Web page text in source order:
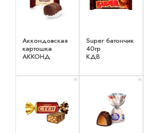
Аккондовская
картошка
АККОНД
Super батончик
40гр
КДВ
x 1 x 1